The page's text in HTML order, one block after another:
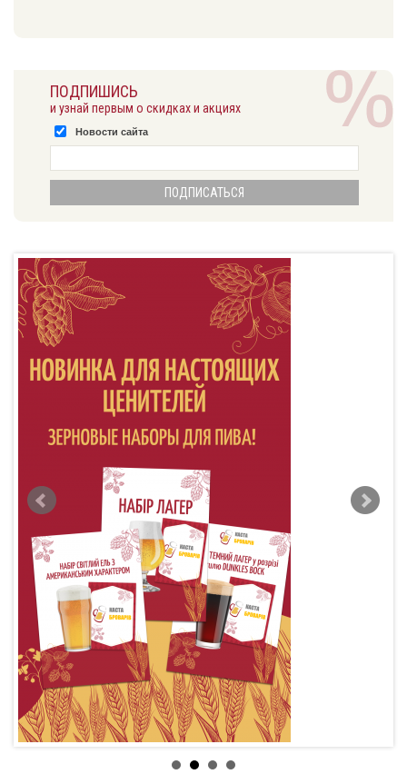
ПОДПИШИСЬ
и узнай первым о скидках и акциях
Новости сайта